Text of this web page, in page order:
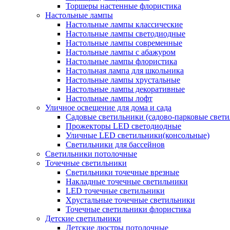
Торшеры настенные флористика
Настольные лампы
Настольные лампы классические
Настольные лампы светодиодные
Настольные лампы современные
Настольные лампы с абажуром
Настольные лампы флористика
Настольная лампа для школьника
Настольные лампы хрустальные
Настольные лампы декоративные
Настольные лампы лофт
Уличное освещение для дома и сада
Садовые светильники (садово-парковые
Прожекторы LED светодиодные
Уличные LED светильники(консольные)
Светильники для бассейнов
Светильники потолочные
Точечные светильники
Светильники точечные врезные
Накладные точечные светильники
LED точечные светильники
Хрустальные точечные светильники
Точечные светильники флористика
Детские светильники
Детские люстры потолочные